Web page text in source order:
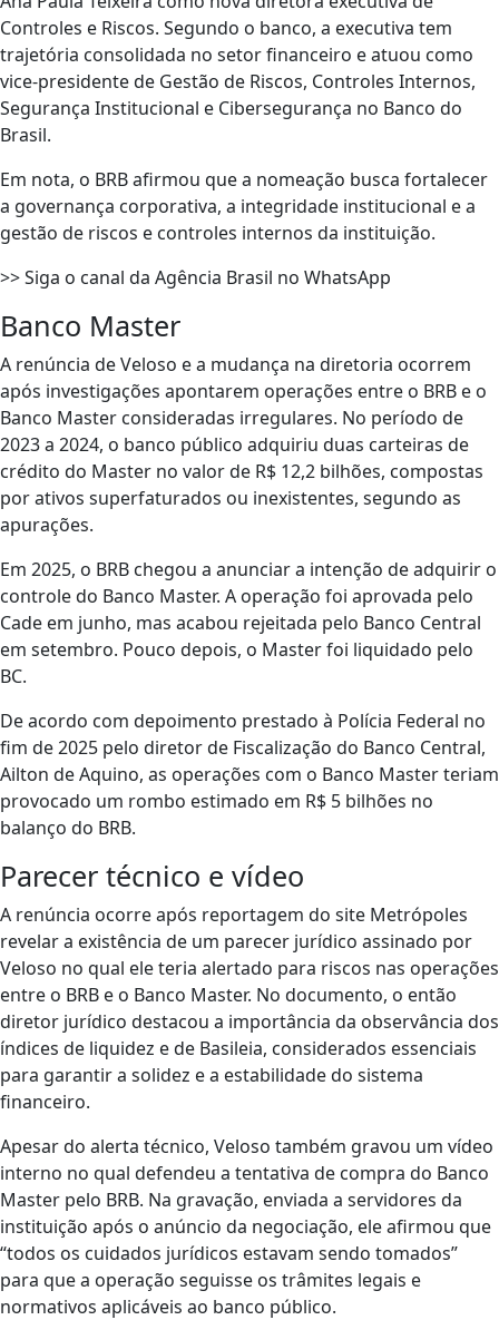
Controles e Riscos. Segundo o banco, a executiva tem
trajetória consolidada no setor financeiro e atuou como
vice-presidente de Gestão de Riscos, Controles Internos,
Segurança Institucional e Cibersegurança no Banco do
Brasil.
Em nota, o BRB afirmou que a nomeação busca fortalecer
a governança corporativa, a integridade institucional e a
gestão de riscos e controles internos da instituição.
>> Siga o canal da Agência Brasil no WhatsApp
Banco Master
A renúncia de Veloso e a mudança na diretoria ocorrem
após investigações apontarem operações entre o BRB e o
Banco Master consideradas irregulares. No período de
2023 a 2024, o banco público adquiriu duas carteiras de
crédito do Master no valor de R$ 12,2 bilhões, compostas
por ativos superfaturados ou inexistentes, segundo as
apurações.
Em 2025, o BRB chegou a anunciar a intenção de adquirir o
controle do Banco Master. A operação foi aprovada pelo
Cade em junho, mas acabou rejeitada pelo Banco Central
em setembro. Pouco depois, o Master foi liquidado pelo
BC.
De acordo com depoimento prestado à Polícia Federal no
fim de 2025 pelo diretor de Fiscalização do Banco Central,
Ailton de Aquino, as operações com o Banco Master teriam
provocado um rombo estimado em R$ 5 bilhões no
balanço do BRB.
Parecer técnico e vídeo
A renúncia ocorre após reportagem do site Metrópoles
revelar a existência de um parecer jurídico assinado por
Veloso no qual ele teria alertado para riscos nas operações
entre o BRB e o Banco Master. No documento, o então
diretor jurídico destacou a importância da observância dos
índices de liquidez e de Basileia, considerados essenciais
para garantir a solidez e a estabilidade do sistema
financeiro.
Apesar do alerta técnico, Veloso também gravou um vídeo
interno no qual defendeu a tentativa de compra do Banco
Master pelo BRB. Na gravação, enviada a servidores da
instituição após o anúncio da negociação, ele afirmou que
“todos os cuidados jurídicos estavam sendo tomados”
para que a operação seguisse os trâmites legais e
normativos aplicáveis ao banco público.